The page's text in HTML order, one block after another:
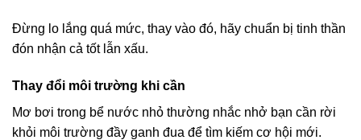
Đừng lo lắng quá mức, thay vào đó, hãy chuẩn bị tinh thần
đón nhận cả tốt lẫn xấu.
Thay đổi môi trường khi cần
Mơ bơi trong bể nước nhỏ thường nhắc nhở bạn cần rời
khỏi môi trường đầy ganh đua để tìm kiếm cơ hội mới.